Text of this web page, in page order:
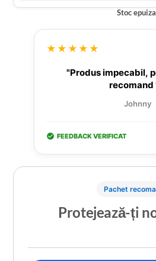
Stoc
★★★★★
"Produs impecabil,
recomand
Johnny
FEEDBACK VERIFICAT
Pachet
Protejează-ți